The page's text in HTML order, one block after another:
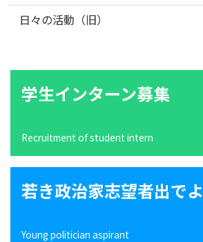
日々の活動（旧）
学生インターン募集
Recruitment of student intern
若き政治家志望者出でよ
Young politician aspirant